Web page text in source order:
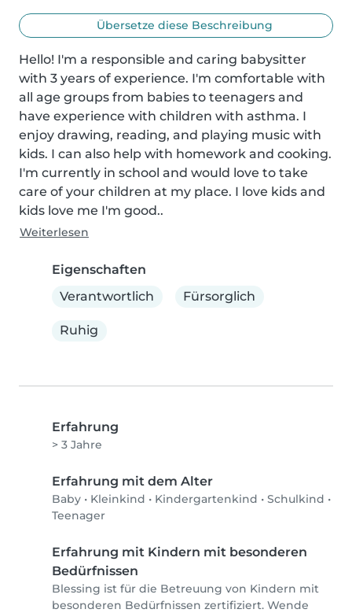
Übersetze diese Beschreibung
Hello! I'm a responsible and caring babysitter
with 3 years of experience. I'm comfortable with
all age groups from babies to teenagers and
have experience with children with asthma. I
enjoy drawing, reading, and playing music with
kids. I can also help with homework and cooking.
I'm currently in school and would love to take
care of your children at my place. I love kids and
kids love me I'm good..
Weiterlesen
Eigenschaften
Verantwortlich
Fürsorglich
Ruhig
Erfahrung
> 3 Jahre
Erfahrung mit dem Alter
Baby • Kleinkind • Kindergartenkind • Schulkind •
Teenager
Erfahrung mit Kindern mit besonderen
Bedürfnissen
Blessing ist für die Betreuung von Kindern mit
besonderen Bedürfnissen zertifiziert. Wende